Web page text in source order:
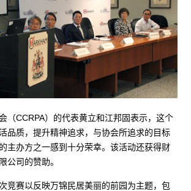
（CCRPA）的代表黄立和江邦固表示，这个
品质，提升精神追求，与协会所追求的目标
主办方之一感到十分荣幸。该活动还获得财
公司的赞助。
竞赛以反映万锦民居美丽的前园为主题，包